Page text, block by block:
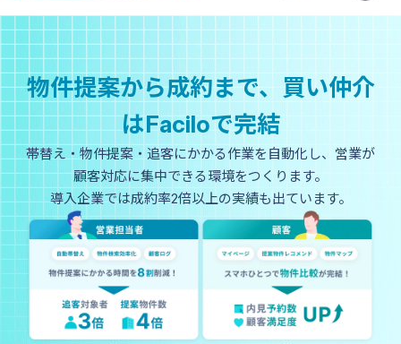
賃貸クラ
ウド
法人仲介向け
事業用ク
ラウド
物件提案から成約まで、 買い仲介
はFaciloで完結
帯替え・物件提案・追客にかかる作業を 自動化し、営業が
顧客対応に集中できる環境をつくります。
導入企業では成約率2倍以上の実績も出ています。